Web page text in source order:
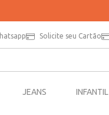
Solicite seu Cartão
JEANS INFANTIL